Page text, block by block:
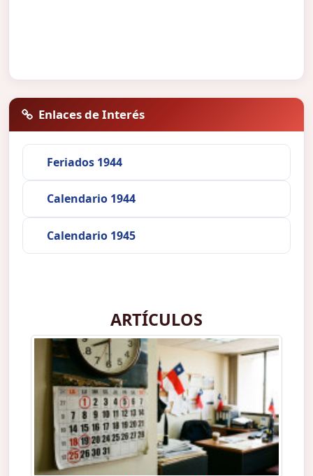
Enlaces de Interés
Feriados 1944
Calendario 1944
Calendario 1945
ARTÍCULOS